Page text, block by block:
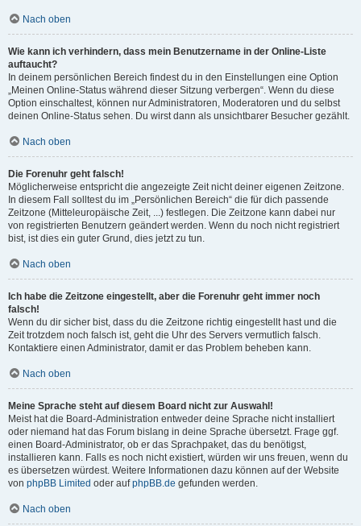
Nach oben
Wie kann ich verhindern, dass mein Benutzername in der Online-Liste
auftaucht?
In deinem persönlichen Bereich findest du in den Einstellungen eine Option
„Meinen Online-Status während dieser Sitzung verbergen“. Wenn du diese
Option einschaltest, können nur Administratoren, Moderatoren und du selbst
deinen Online-Status sehen. Du wirst dann als unsichtbarer Besucher gezählt.
Nach oben
Die Forenuhr geht falsch!
Möglicherweise entspricht die angezeigte Zeit nicht deiner eigenen Zeitzone.
In diesem Fall solltest du im „Persönlichen Bereich“ die für dich passende
Zeitzone (Mitteleuropäische Zeit, ...) festlegen. Die Zeitzone kann dabei nur
von registrierten Benutzern geändert werden. Wenn du noch nicht registriert
bist, ist dies ein guter Grund, dies jetzt zu tun.
Nach oben
Ich habe die Zeitzone eingestellt, aber die Forenuhr geht immer noch
falsch!
Wenn du dir sicher bist, dass du die Zeitzone richtig eingestellt hast und die
Zeit trotzdem noch falsch ist, geht die Uhr des Servers vermutlich falsch.
Kontaktiere einen Administrator, damit er das Problem beheben kann.
Nach oben
Meine Sprache steht auf diesem Board nicht zur Auswahl!
Meist hat die Board-Administration entweder deine Sprache nicht installiert
oder niemand hat das Forum bislang in deine Sprache übersetzt. Frage ggf.
einen Board-Administrator, ob er das Sprachpaket, das du benötigst,
installieren kann. Falls es noch nicht existiert, würden wir uns freuen, wenn du
es übersetzen würdest. Weitere Informationen dazu können auf der Website
von phpBB Limited oder aufphpBB.de gefunden werden.
Nach oben